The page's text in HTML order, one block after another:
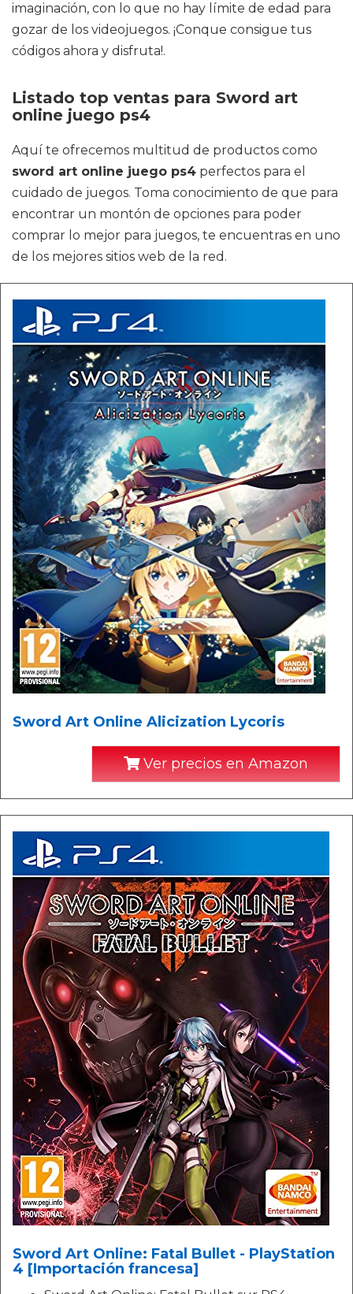
imaginación, con lo que no hay límite de edad para
gozar de los videojuegos. ¡Conque consigue tus
códigos ahora y disfruta!.
Listado top ventas para Sword art
online juego ps4
Aquí te ofrecemos multitud de productos como
sword art online juego ps4 perfectos para el
cuidado de juegos. Toma conocimiento de que para
encontrar un montón de opciones para poder
comprar lo mejor para juegos, te encuentras en uno
de los mejores sitios web de la red.
Sword Art Online Alicization Lycoris
Ver precios en Amazon
Sword Art Online: Fatal Bullet - PlayStation
4 [Importación francesa]